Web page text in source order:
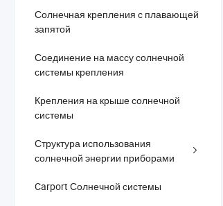
Солнечная крепления с плавающей
запятой
Соединение на массу солнечной
системы крепления
Крепления на крыше солнечной
системы
Структура использования
солнечной энергии приборами
Carport Солнечной системы